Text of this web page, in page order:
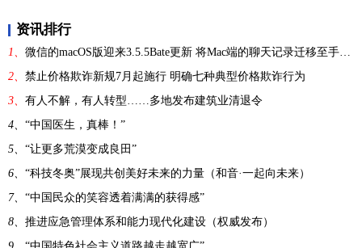
资讯排行
1、 微信的macOS版迎来3.5.5Bate更新 将Mac端的聊天记录迁移至手机端
2、 禁止价格欺诈新规7月起施行 明确七种典型价格欺诈行为
3、 有人不解，有人转型……多地发布建筑业清退令
4、 “中国医生，真棒！”
5、 “让更多荒漠变成良田”
6、 “科技冬奥”展现共创美好未来的力量（和音·一起向未来）
7、 “中国民众的笑容透着满满的获得感”
8、 推进应急管理体系和能力现代化建设（权威发布）